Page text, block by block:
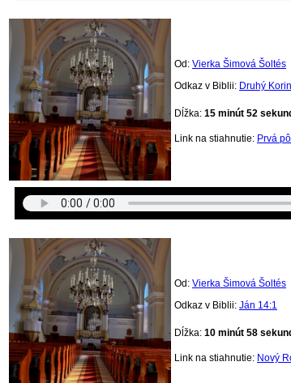
Od: Vierka Šimová Šoltés
Odkaz v Biblii: Druhý
Dĺžka: 15 minút 52
Link na stiahnutie: Prvá
Od: Vierka Šimová Šoltés
Odkaz v Biblii: Ján 14:1
Dĺžka: 10 minút 58
Link na stiahnutie: Nový